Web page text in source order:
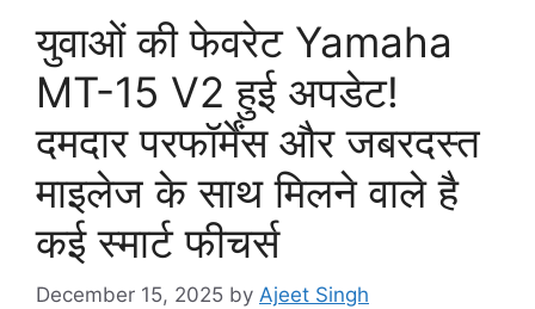
युवाओं की फेवरेट Yamaha
MT-15 V2 हुई अपडेट!
दमदार परफॉर्मेंस और जबरदस्त
माइलेज के साथ मिलने वाले है
कई स्मार्ट फीचर्स
December 15, 2025 by Ajeet Singh